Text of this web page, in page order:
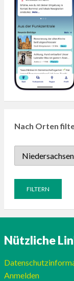
Nach Orten
Nützliche
Anmelden